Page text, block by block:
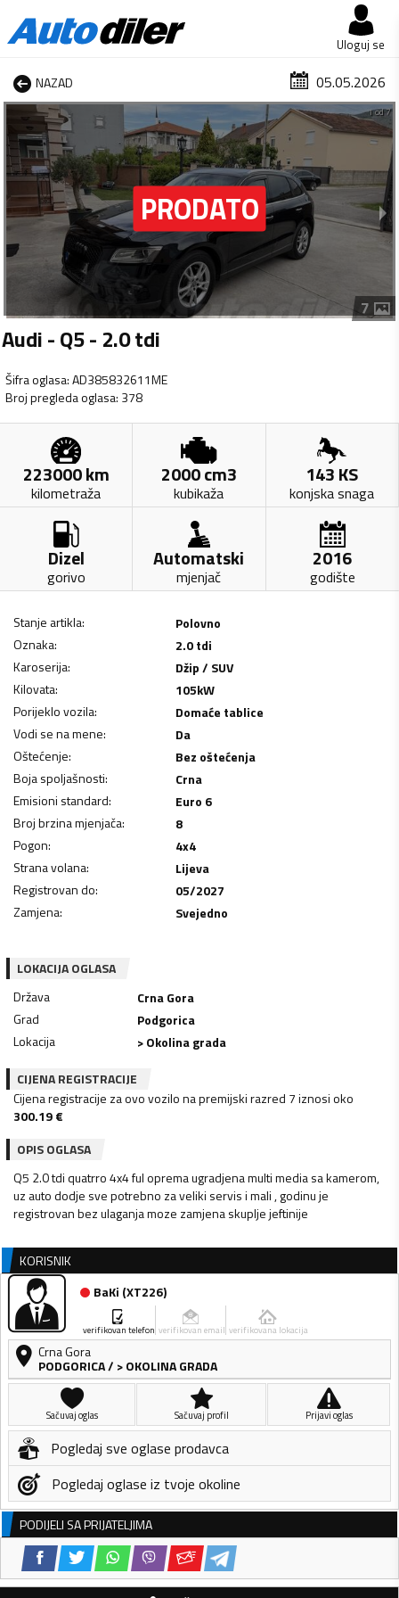
Uloguj se
NAZAD 05.05.2026
1 od 7
7
Audi - Q5 - 2.0 tdi
Šifra oglasa:AD385832611ME
Broj pregleda oglasa: 378
223000km
kilometraža
2000cm3
kubikaža
143KS
konjska snaga
Dizel
gorivo
Automatski
mjenjač
2016
godište
Stanje artikla:
Polovno
Oznaka:
2.0 tdi
Karoserija:
Džip / SUV
Kilovata: 105kW
Porijeklo vozila:
Domaće tablice
Vodi se na mene:
Da
Oštećenje:
Bez oštećenja
Boja spoljašnosti:
Crna
Emisioni standard:
Euro 6
Broj brzina mjenjača:
8
Pogon:
4x4
Strana volana:
Lijeva
Registrovan do:
05/2027
Zamjena: Svejedno
LOKACIJA OGLASA
Država
Crna Gora
Grad
Podgorica
Lokacija
> Okolina grada
CIJENA REGISTRACIJE
Cijena registracije za ovo vozilo na premijski razred 7 iznosi oko
300.19€
OPIS OGLASA
Q5 2.0 tdi quatrro 4x4 ful oprema ugradjena multi media sa kamerom,
uz auto dodje sve potrebno za veliki servis i mali , godinu je
registrovan bez ulaganja moze zamjena skuplje jeftinije
KORISNIK
BaKi (XT226)
verifikovan telefon verifikovan email verifikovana lokacija
Crna Gora
PODGORICA/ > OKOLINA GRADA
Sačuvaj oglas Sačuvaj profil Prijavi oglas
Pogledaj sve oglase prodavca
Pogledaj oglase iz tvoje okoline
PODIJELI SA PRIJATELJIMA